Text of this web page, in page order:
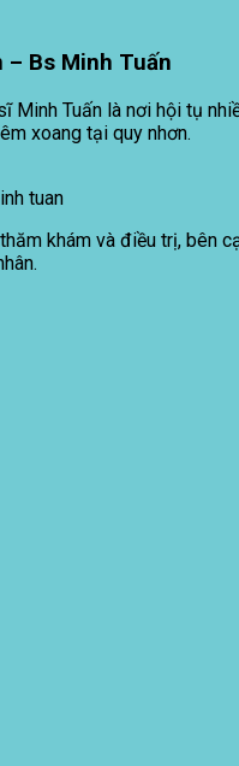
– Bs Minh Tuấn
Tuấn là nơi hội tụ
xoang tại quy nhơn.
tuan
khám và điều trị, bên